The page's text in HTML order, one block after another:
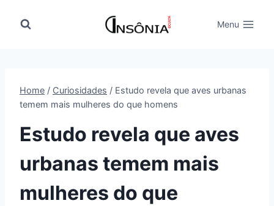
para
Menu
Home / Curiosidades / Estudo revela que aves urbanas
temem mais mulheres do que homens
Estudo revela que aves
urbanas temem mais
mulheres do que